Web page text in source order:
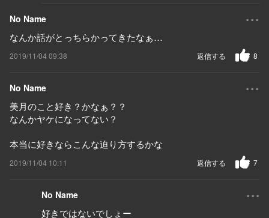
No Name ...
なんか話がとっちらかってきたなぁ…
2019/11/04 09:38 8
返信する
No Name ...
美月のこと好き？かなぁ？？
なんかヤケになってない？
本当に好きならこんな迫り方するかな
2019/11/04 10:11 7
返信する
No Name ...
好きではないでしょー